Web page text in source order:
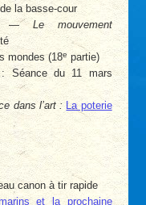
la basse-cour
Le mouvement
mondes (18e partie)
Séance du 11 mars
dans l’art : La poterie
canon à tir rapide
et la prochaine